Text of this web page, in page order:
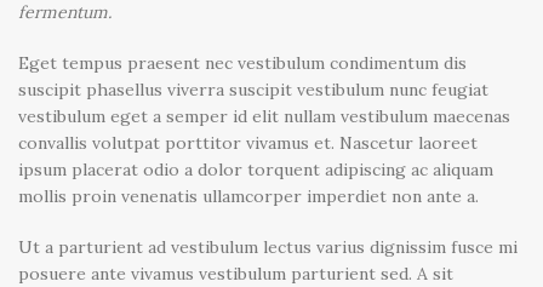
fermentum.
Eget tempus praesent nec vestibulum condimentum dis
suscipit phasellus viverra suscipit vestibulum nunc feugiat
vestibulum eget a semper id elit nullam vestibulum maecenas
convallis volutpat porttitor vivamus et. Nascetur laoreet
ipsum placerat odio a dolor torquent adipiscing ac aliquam
mollis proin venenatis ullamcorper imperdiet non ante a.
Ut a parturient ad vestibulum lectus varius dignissim fusce mi
posuere ante vivamus vestibulum parturient sed. A sit